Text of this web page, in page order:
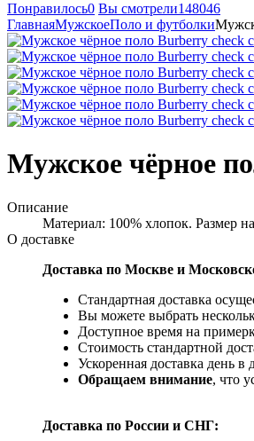
Понравилось0 Вы смотрели148046
ГлавнаяМужскоеПоло и футболки
Мужское чёрное
Описание
Материал: 100% хлопок. Размер
О доставке
Доставка по Москве и
Стандартная доставка
Вы можете выбрать
Доступное время на
Стоимость стандартной
Ускоренная доставка день
Обращаем внимание, что
Доставка по России и СНГ: